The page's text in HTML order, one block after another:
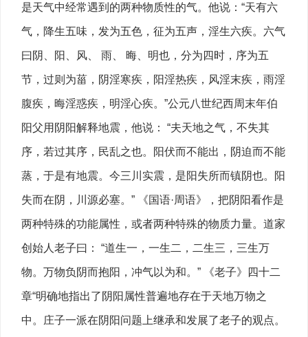
是天气中经常遇到的两种物质性的气。他说：“天有六
气，降生五味，发为五色，征为五声，淫生六疾。六气
曰阴、阳、风、 雨、 晦、明也，分为四时，序为五
节，过则为菑，阴淫寒疾，阳淫热疾，风淫末疾，雨淫
腹疾，晦淫惑疾，明淫心疾。”公元八世纪西周末年伯
阳父用阴阳解释地震，他说： “夫天地之气，不失其
序，若过其序，民乱之也。阳伏而不能出，阴迫而不能
蒸，于是有地震。今三川实震，是阳失所而镇阴也。阳
失而在阴，川源必塞。” 《国语·周语》，把阴阳看作是
两种特殊的功能属性，或者两种特殊的物质力量。道家
创始人老子曰： “道生一，一生二，二生三，三生万
物。万物负阴而抱阳，冲气以为和。” 《老子》四十二
章“明确地指出了阴阳属性普遍地存在于天地万物之
中。庄子一派在阴阳问题上继承和发展了老子的观点。